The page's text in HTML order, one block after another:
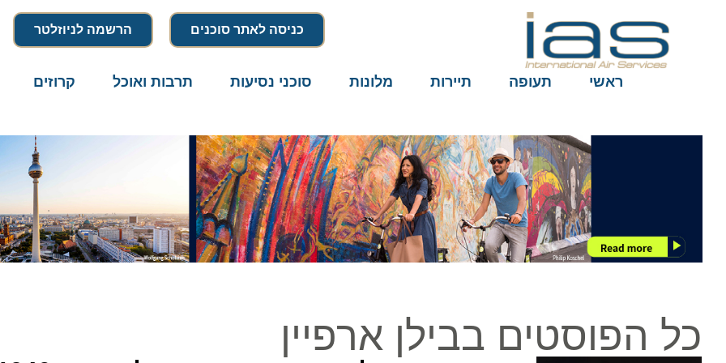
כניסה לאתר סוכנים הרשמה לניוזלטר
ראשי תעופה תיירות מלונות סוכני נסיעות תרבות ואוכל קרוזים
כל הפוסטים בבילן ארפיין